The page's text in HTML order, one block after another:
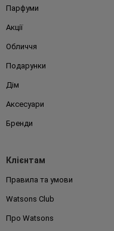
Парфуми
Акції
Обличчя
Подарунки
Дім
Аксесуари
Бренди
Клієнтам
Правила та умови
Watsons Club
Про Watsons